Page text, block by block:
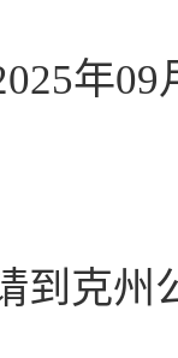
年09
到克州